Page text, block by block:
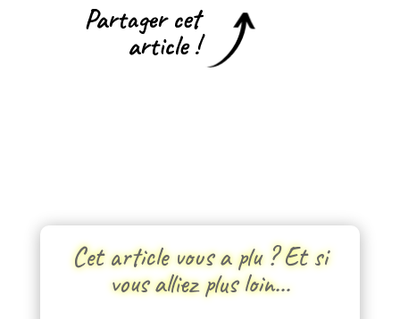
Partager cet
article !
Cet article vous a plu ? Et si
vous alliez plus loin…